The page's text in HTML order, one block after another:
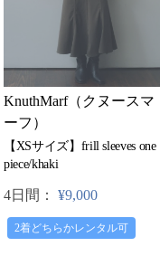
KnuthMarf（クヌースマ
ーフ）
【XSサイズ】frill sleeves one
piece/khaki
4日間： ¥9,000
2着どちらかレンタル可